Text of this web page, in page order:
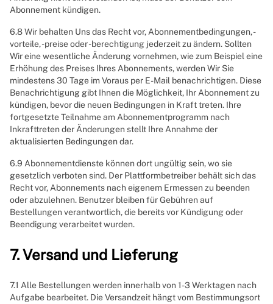
Abonnement kündigen.
6.8 Wir behalten Uns das Recht vor, Abonnementbedingungen, -
vorteile, -preise oder -berechtigung jederzeit zu ändern. Sollten
Wir eine wesentliche Änderung vornehmen, wie zum Beispiel eine
Erhöhung des Preises Ihres Abonnements, werden Wir Sie
mindestens 30 Tage im Voraus per E-Mail benachrichtigen. Diese
Benachrichtigung gibt Ihnen die Möglichkeit, Ihr Abonnement zu
kündigen, bevor die neuen Bedingungen in Kraft treten. Ihre
fortgesetzte Teilnahme am Abonnementprogramm nach
Inkrafttreten der Änderungen stellt Ihre Annahme der
aktualisierten Bedingungen dar.
6.9 Abonnementdienste können dort ungültig sein, wo sie
gesetzlich verboten sind. Der Plattformbetreiber behält sich das
Recht vor, Abonnements nach eigenem Ermessen zu beenden
oder abzulehnen. Benutzer bleiben für Gebühren auf
Bestellungen verantwortlich, die bereits vor Kündigung oder
Beendigung verarbeitet wurden.
7. Versand und Lieferung
7.1 Alle Bestellungen werden innerhalb von 1-3 Werktagen nach
Aufgabe bearbeitet. Die Versandzeit hängt vom Bestimmungsort